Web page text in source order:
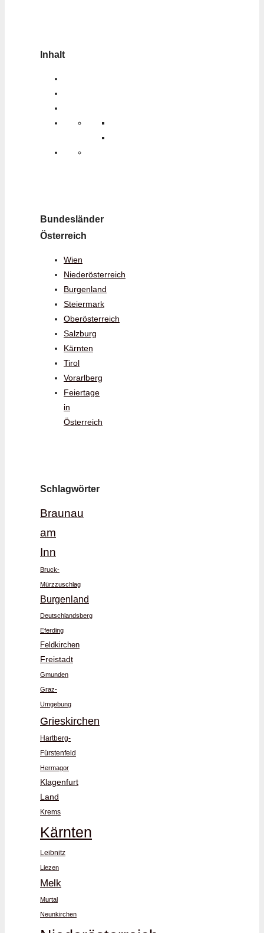
Inhalt
Bundesländer
Österreich
Wien
Niederösterreich
Burgenland
Steiermark
Oberösterreich
Salzburg
Kärnten
Tirol
Vorarlberg
Feiertage
in
Österreich
Schlagwörter
Braunau
am
Inn
Bruck-
Mürzzuschlag
Burgenland
Deutschlandsberg
Eferding
Feldkirchen
Freistadt
Gmunden
Graz-
Umgebung
Grieskirchen
Hartberg-
Fürstenfeld
Hermagor
Klagenfurt
Land
Krems
Kärnten
Leibnitz
Liezen
Melk
Murtal
Neunkirchen